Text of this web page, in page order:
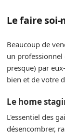
Le faire soi-
Beaucoup de
un professionnel
presque) par
bien et de votre
Le home
L'essentiel des
désencombrer,